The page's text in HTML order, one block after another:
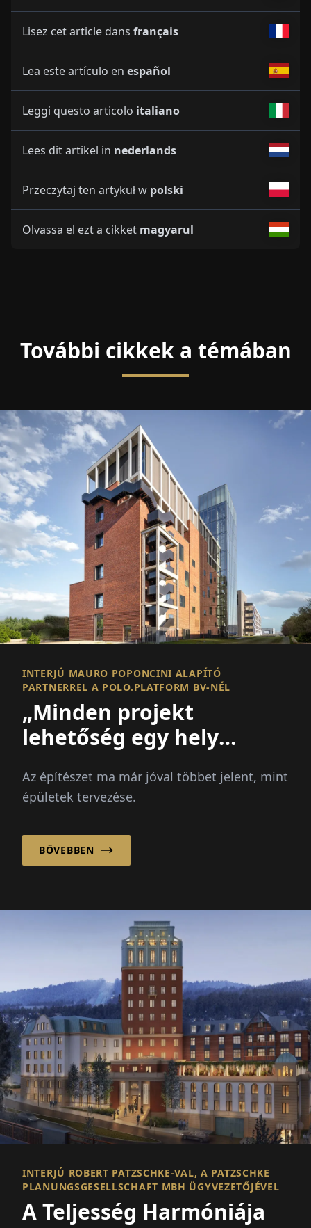
Lisez cet article dans français
Lea este artículo en español
Leggi questo articolo italiano
Lees dit artikel in nederlands
Przeczytaj ten artykuł w polski
Olvassa el ezt a cikket magyarul
További cikkek a témában
INTERJÚ MAURO POPONCINI ALAPÍTÓ
PARTNERREL A POLO.PLATFORM BV-NÉL
„Minden projekt
lehetőség egy hely
közösség
megerősítésére!”
Az építészet ma már jóval többet jelent, mint
épületek tervezése.
BŐVEBBEN
INTERJÚ ROBERT PATZSCHKE-VAL, A PATZSCHKE
PLANUNGSGESELLSCHAFT MBH ÜGYVEZETŐJÉVEL
A Teljesség Harmóniája